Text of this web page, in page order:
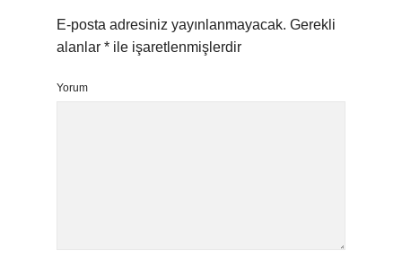
E-posta adresiniz yayınlanmayacak. Gerekli
alanlar * ile işaretlenmişlerdir
Yorum